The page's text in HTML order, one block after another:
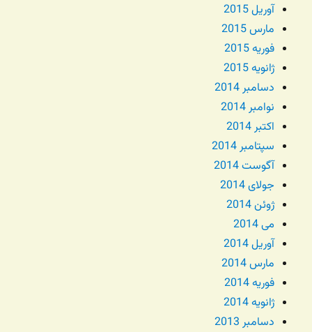
آوریل 2015
مارس 2015
فوریه 2015
ژانویه 2015
دسامبر 2014
نوامبر 2014
اکتبر 2014
سپتامبر 2014
آگوست 2014
جولای 2014
ژوئن 2014
می 2014
آوریل 2014
مارس 2014
فوریه 2014
ژانویه 2014
دسامبر 2013